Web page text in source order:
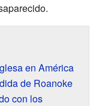
en América
de Roanoke
con los